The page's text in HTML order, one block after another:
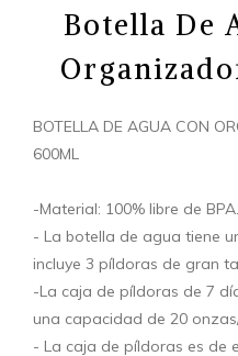
Botella De
BOTELLA DE AGUA CON
600ML
-Material: 100% libre de BPA.
- La botella de agua tiene
incluye 3 píldoras de gran
-La caja de píldoras de 7
una capacidad de 20
- La caja de píldoras es de